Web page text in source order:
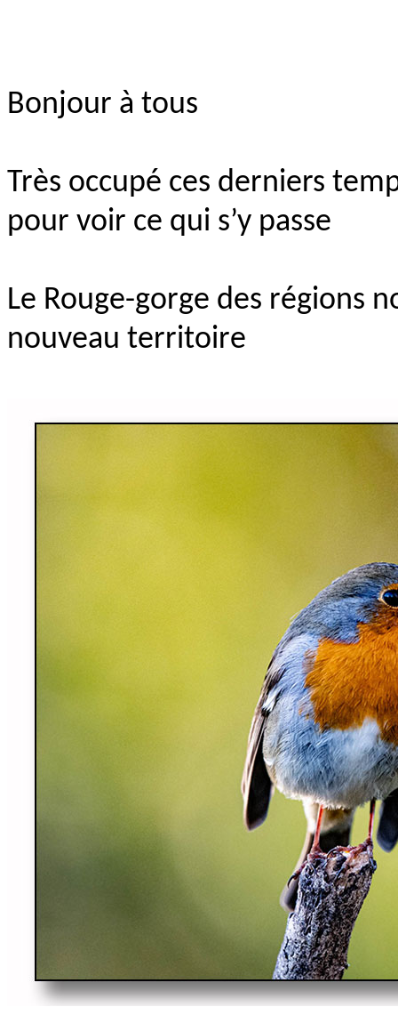
Bonjour à tous
Très occupé ces derniers
pour voir ce qui s’y passe
Le Rouge-gorge des régions
nouveau territoire